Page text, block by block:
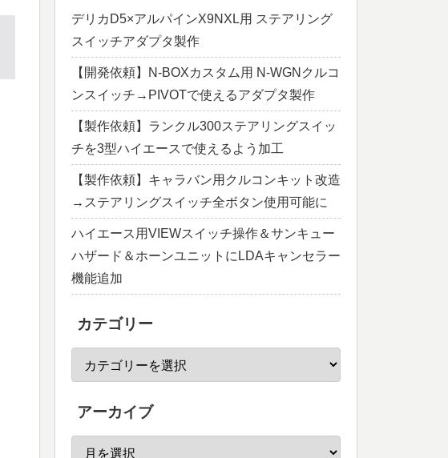
デリカD5×アルパインX9NXL用 ステアリング
スイッチアダプタ製作
【開発依頼】N-BOXカスタム用 N-WGNクルコ
ンスイッチ→PIVOTで使えるアダプタ製作
【製作依頼】ランクル300ステアリングスイッ
チを3型ハイエースで使えるよう加工
【製作依頼】キャラバン用クルコンキット改造
→ステアリングスイッチ全ボタン使用可能に
ハイエース用VIEWスイッチ操作＆サンキュー
ハザード＆ホーンユニットにLDAキャンセラー
機能追加
カテゴリー
アーカイブ